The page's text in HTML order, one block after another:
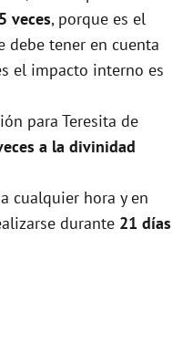
veces, porque es el
debe tener en cuenta
el impacto interno es
para Teresita de
a la divinidad
cualquier hora y en
durante 21 días